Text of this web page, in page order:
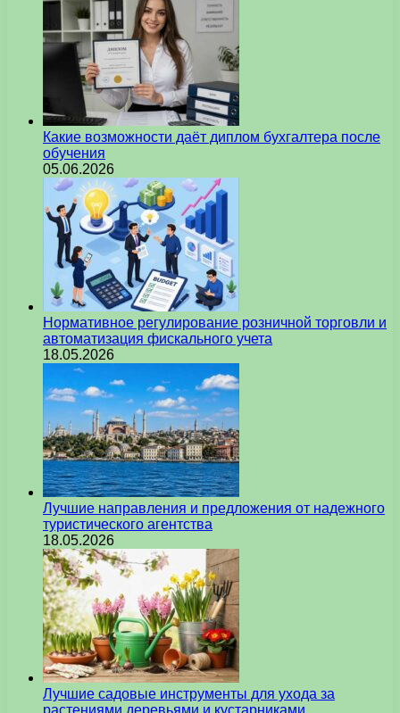
Какие возможности даёт диплом бухгалтера после
обучения
05.06.2026
Нормативное регулирование розничной торговли и
автоматизация фискального учета
18.05.2026
Лучшие направления и предложения от надежного
туристического агентства
18.05.2026
Лучшие садовые инструменты для ухода за